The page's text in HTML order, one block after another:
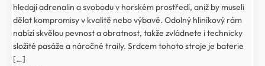
hledají adrenalin a svobodu v horském prostředí, aniž by museli
dělat kompromisy v kvalitě nebo výbavě. Odolný hliníkový rám
nabízí skvělou pevnost a obratnost, takže zvládnete i technicky
složité pasáže a náročné traily. Srdcem tohoto stroje je baterie
[…]